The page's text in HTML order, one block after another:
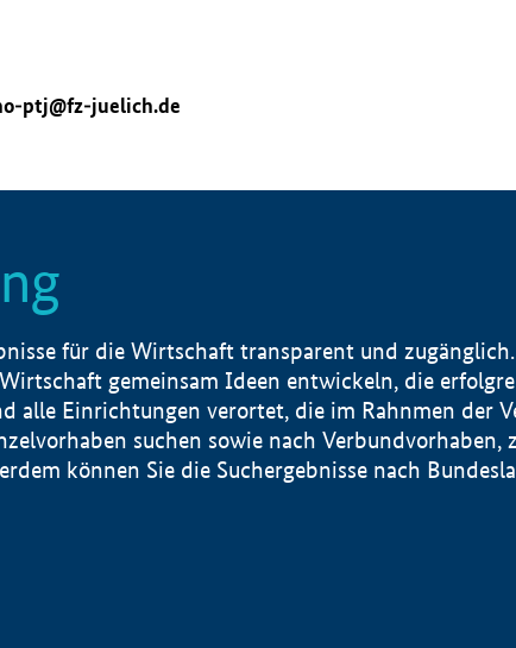
ptj@fz-juelich.de
für die Wirtschaft transparent und
gemeinsam Ideen entwickeln, die
alle Einrichtungen verortet, die im Rahnmen der
suchen sowie nach Verbundvorhaben,
können Sie die Suchergebnisse nach